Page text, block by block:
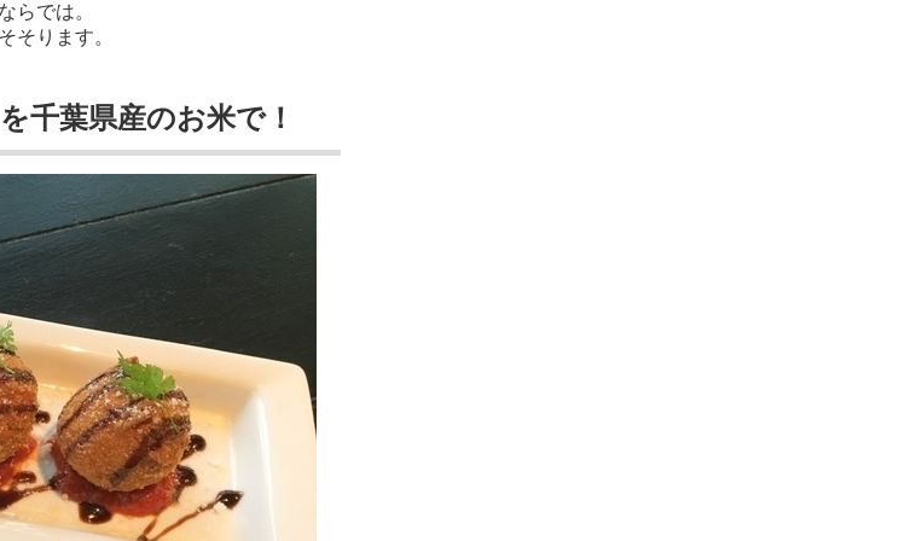
らでは。
そります。
千葉県産のお米で！